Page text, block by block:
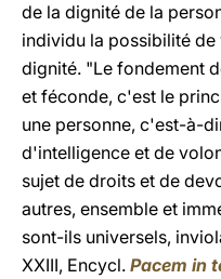
de la dignité de la
individu la possibilité
dignité. "Le fondement
et féconde, c'est le
une personne, c'est-à-
d'intelligence et de
sujet de droits et de
autres, ensemble et
sont-ils universels,
XXIII, Encycl. Pacem in